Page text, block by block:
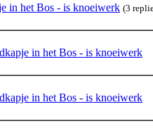
in het Bos - is knoeiwerk (3
in het Bos - is knoeiwerk
in het Bos - is knoeiwerk